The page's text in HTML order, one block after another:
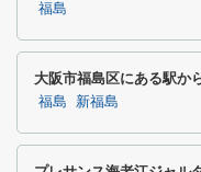
福島
大阪市福島区にある駅か
福島 新福島